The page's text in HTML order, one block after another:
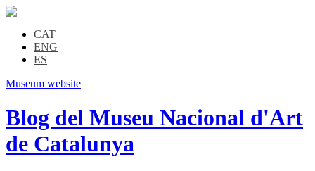
CAT
ENG
ES
Museum website
Blog del Museu Nacional d'Art
de Catalunya